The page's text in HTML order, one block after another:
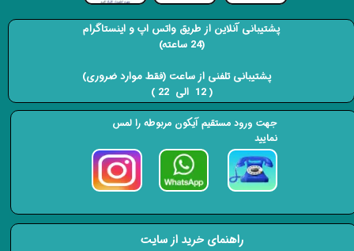
راهنمای خرید از سایت
پشتیبانی آنلاین از طریق واتس اپ و اینستاگرام
(24 ساعته)
​​​​​​​ پشتیبانی تلفنی از ساعت (فقط موارد ضروری)
( 12 الی 22 ) ​​​​​​​
جهت ورود مستقیم آیکون مربوطه را لمس
نمایید